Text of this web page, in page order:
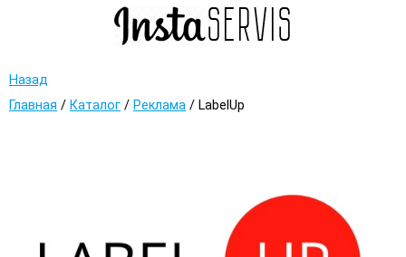
Назад
Главная / Каталог / Реклама / LabelUp